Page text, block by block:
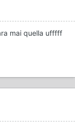
mai quella ufffff